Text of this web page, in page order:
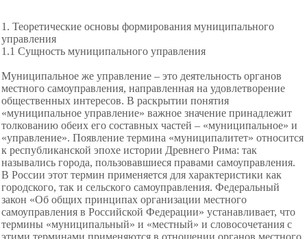
1. Теоретические основы формирования муниципального
управления
1.1 Сущность муниципального управления
Муниципальное же управление – это деятельность органов
местного самоуправления, направленная на удовлетворение
общественных интересов. В раскрытии понятия
«муниципальное управление» важное значение принадлежит
толкованию обеих его составных частей – «муниципальное» и
«управление». Появление термина «муниципалитет» относится
к республиканской эпохе истории Древнего Рима: так
назывались города, пользовавшиеся правами самоуправления.
В России этот термин применяется для характеристики как
городского, так и сельского самоуправления. Федеральный
закон «Об общих принципах организации местного
самоуправления в Российской Федерации» устанавливает, что
термины «муниципальный» и «местный» и словосочетания с
этими терминами применяются в отношении органов местного